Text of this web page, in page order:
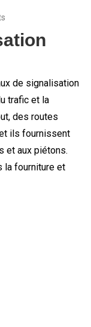
de signalisation
trafic et la
des routes
ils fournissent
et aux piétons.
la fourniture et